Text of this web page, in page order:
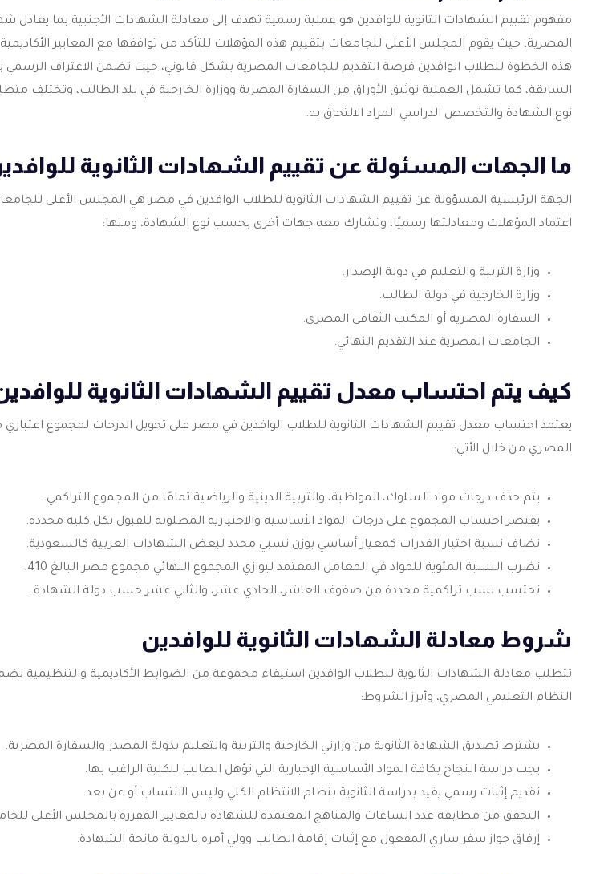
مفهوم تقييم الشهادات الثانوية للوافدين هو عملية رسمية تهدف إلى معادلة الشهادات الأجنبية بما يعادل
المصرية، حيث يقوم المجلس الأعلى للجامعات بتقييم هذه المؤهلات للتأكد من توافقها مع المعايير
هذه الخطوة للطلاب الوافدين فرصة التقديم للجامعات المصرية بشكل قانوني، حيث تضمن الاعتراف الرسمي
السابقة، كما تشمل العملية توثيق الأوراق من السفارة المصرية ووزارة الخارجية في بلد الطالب، وتختلف
نوع الشهادة والتخصص الدراسي المراد الالتحاق به.
ما الجهات المسئولة عن تقييم الشهادات الثانوية
الجهة الرئيسية المسؤولة عن تقييم الشهادات الثانوية للطلاب الوافدين في مصر هي المجلس الأعلى
اعتماد المؤهلات ومعادلتها رسميًا، وتشارك معه جهات أخرى بحسب نوع الشهادة، ومنها:
وزارة التربية والتعليم في دولة الإصدار.
وزارة الخارجية في دولة الطالب.
السفارة المصرية أو المكتب الثقافي المصري.
الجامعات المصرية عند التقديم النهائي.
كيف يتم احتساب معدل تقييم الشهادات الثانوية
يعتمد احتساب معدل تقييم الشهادات الثانوية للطلاب الوافدين في مصر على تحويل الدرجات لمجموع
المصري من خلال الأتي:
يتم حذف درجات مواد السلوك، المواظبة، والتربية الدينية والرياضية تمامًا من المجموع التراكمي.
يقتصر احتساب المجموع على درجات المواد الأساسية والاختيارية المطلوبة للقبول بكل كلية محددة.
تضاف نسبة اختبار القدرات كمعيار أساسي بوزن نسبي محدد لبعض الشهادات العربية كالسعودية.
تضرب النسبة المئوية للمواد في المعامل المعتمد ليوازي المجموع النهائي مجموع مصر البالغ 410.
تحتسب نسب تراكمية محددة من صفوف العاشر، الحادي عشر، والثاني عشر حسب دولة الشهادة.
شروط معادلة الشهادات الثانوية للوافدين
تتطلب معادلة الشهادات الثانوية للطلاب الوافدين استيفاء مجموعة من الضوابط الأكاديمية والتنظيمية
النظام التعليمي المصري، وأبرز الشروط:
يشترط تصديق الشهادة الثانوية من وزارتي الخارجية والتربية والتعليم بدولة المصدر والسفارة المصرية.
يجب دراسة النجاح بكافة المواد الأساسية الإجبارية التي تؤهل الطالب للكلية الراغب بها.
تقديم إثبات رسمي يفيد بدراسة الثانوية بنظام الانتظام الكلي وليس الانتساب أو عن بعد.
التحقق من مطابقة عدد الساعات والمناهج المعتمدة للشهادة بالمعايير المقررة بالمجلس الأعلى
إرفاق جواز سفر ساري المفعول مع إثبات إقامة الطالب وولي أمره بالدولة مانحة الشهادة.